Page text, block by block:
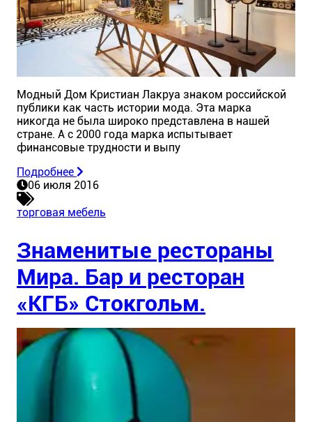
Модный Дом Кристиан Лакруа знаком российской
публики как часть истории мода. Эта марка
никогда не была широко представлена в нашей
стране. А с 2000 года марка испытывает
финансовые трудности и выпу
Подробнее
06 июля 2016
торговая мебель
Знаменитые рестораны
Мира. Бар и ресторан
«КГБ» Стокгольм.